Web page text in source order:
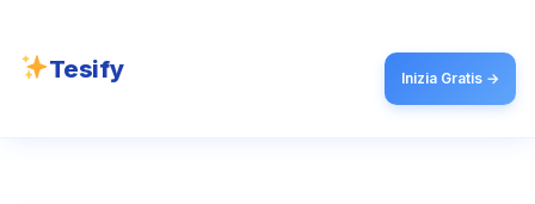
Tesify Inizia Gratis →